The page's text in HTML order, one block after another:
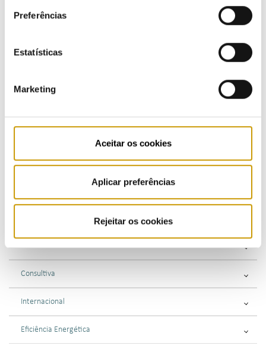
Preferências
Estatísticas
Marketing
Aceitar os cookies
Aplicar preferências
Rejeitar os cookies
Regulamentos - eletricidade
Supervisão
Sancionatória
Consultiva
Internacional
Eficiência Energética